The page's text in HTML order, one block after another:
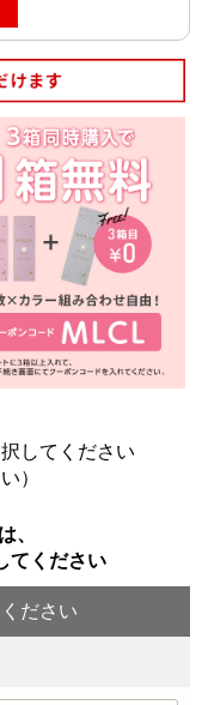
してください
）
、
てください
ださい